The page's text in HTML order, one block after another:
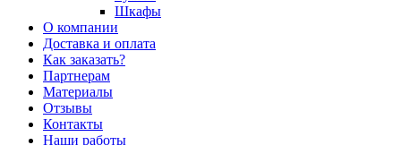
Шкафы
О компании
Доставка и оплата
Как заказать?
Партнерам
Материалы
Отзывы
Контакты
Наши работы